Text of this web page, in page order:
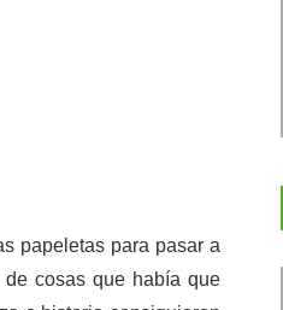
papeletas para pasar a
cosas que había que